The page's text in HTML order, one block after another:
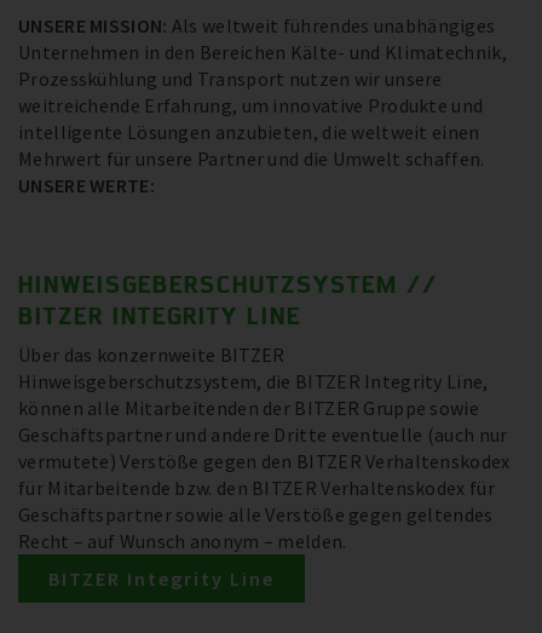
UNSERE MISSION: Als weltweit führendes unabhängiges
Unternehmen in den Bereichen Kälte- und Klimatechnik,
Prozesskühlung und Transport nutzen wir unsere
weitreichende Erfahrung, um innovative Produkte und
intelligente Lösungen anzubieten, die weltweit einen
Mehrwert für unsere Partner und die Umwelt schaffen.
UNSERE WERTE:
HINWEISGEBERSCHUTZSYSTEM //
BITZER INTEGRITY LINE
Über das konzernweite BITZER
Hinweisgeberschutzsystem, die BITZER Integrity Line,
können alle Mitarbeitenden der BITZER Gruppe sowie
Geschäftspartner und andere Dritte eventuelle (auch nur
vermutete) Verstöße gegen den BITZER Verhaltenskodex
für Mitarbeitende bzw. den BITZER Verhaltenskodex für
Geschäftspartner sowie alle Verstöße gegen geltendes
Recht – auf Wunsch anonym – melden.
BITZER Integrity Line